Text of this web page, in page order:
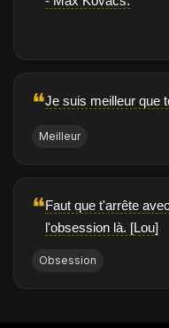
❝Je suis meilleur que
Meilleur
❝Faut que t'arrête
l'obsession là. [Lou]
Obsession